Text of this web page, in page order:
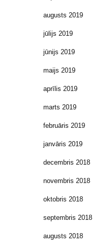
augusts 2019
jūlijs 2019
jūnijs 2019
maijs 2019
aprīlis 2019
marts 2019
februāris 2019
janvāris 2019
decembris 2018
novembris 2018
oktobris 2018
septembris 2018
augusts 2018